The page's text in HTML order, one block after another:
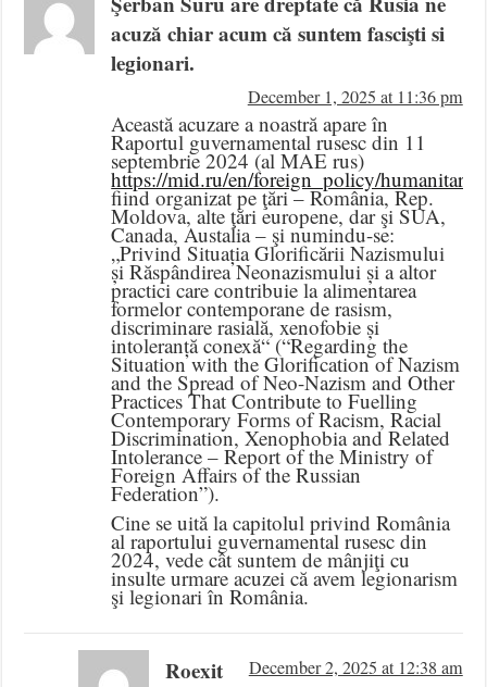
acuză chiar acum că suntem fascişti si
legionari.
December 1, 2025 at 11:36 pm
Această acuzare a noastră apare în
Raportul guvernamental rusesc din 11
septembrie 2024 (al MAE rus)
https://mid.ru/en/foreign_policy/
fiind organizat pe ţări – România, Rep.
Moldova, alte ţări europene, dar şi SUA,
Canada, Austalia – şi numindu-se:
„Privind Situația Glorificării Nazismului
și Răspândirea Neonazismului și a altor
practici care contribuie la alimentarea
formelor contemporane de rasism,
discriminare rasială, xenofobie și
intoleranță conexă“ (“Regarding the
Situation with the Glorification of Nazism
and the Spread of Neo-Nazism and Other
Practices That Contribute to Fuelling
Contemporary Forms of Racism, Racial
Discrimination, Xenophobia and Related
Intolerance – Report of the Ministry of
Foreign Affairs of the Russian
Federation”).
Cine se uită la capitolul privind România
al raportului guvernamental rusesc din
2024, vede cât suntem de mânjiţi cu
insulte urmare acuzei că avem legionarism
şi legionari în România.
Roexit December 2, 2025 at 12:38 am